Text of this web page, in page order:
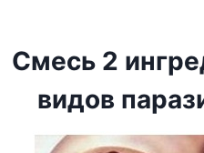
Смесь 2
видов